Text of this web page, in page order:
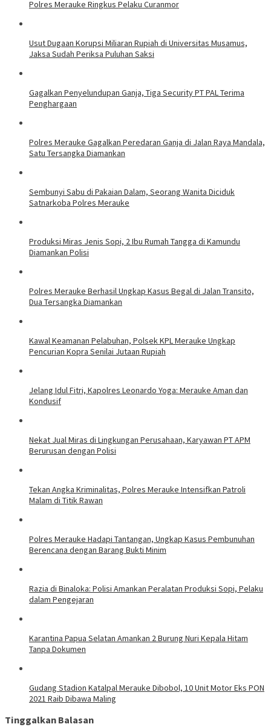
Polres Merauke Ringkus Pelaku Curanmor
Usut Dugaan Korupsi Miliaran Rupiah di Universitas Musamus,
Jaksa Sudah Periksa Puluhan Saksi
Gagalkan Penyelundupan Ganja, Tiga Security PT PAL Terima
Penghargaan
​Polres Merauke Gagalkan Peredaran Ganja di Jalan Raya Mandala,
Satu Tersangka Diamankan
Sembunyi Sabu di Pakaian Dalam, Seorang Wanita Diciduk
Satnarkoba Polres Merauke
Produksi Miras Jenis Sopi, 2 Ibu Rumah Tangga di Kamundu
Diamankan Polisi
Polres Merauke Berhasil Ungkap Kasus Begal di Jalan Transito,
Dua Tersangka Diamankan
Kawal Keamanan Pelabuhan, Polsek KPL Merauke Ungkap
Pencurian Kopra Senilai Jutaan Rupiah
Jelang Idul Fitri, Kapolres Leonardo Yoga: Merauke Aman dan
Kondusif
Nekat Jual Miras di Lingkungan Perusahaan, Karyawan PT APM
Berurusan dengan Polisi
Tekan Angka Kriminalitas, Polres Merauke Intensifkan Patroli
Malam di Titik Rawan
Polres Merauke Hadapi Tantangan, Ungkap Kasus Pembunuhan
Berencana dengan Barang Bukti Minim
Razia di Binaloka: Polisi Amankan Peralatan Produksi Sopi, Pelaku
dalam Pengejaran
Karantina Papua Selatan Amankan 2 Burung Nuri Kepala Hitam
Tanpa Dokumen
Gudang Stadion Katalpal Merauke Dibobol, 10 Unit Motor Eks PON
2021 Raib Dibawa Maling
Tinggalkan Balasan